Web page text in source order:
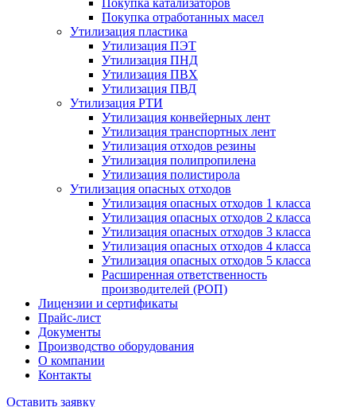
Покупка катализаторов
Покупка отработанных масел
Утилизация пластика
Утилизация ПЭТ
Утилизация ПНД
Утилизация ПВХ
Утилизация ПВД
Утилизация РТИ
Утилизация конвейерных лент
Утилизация транспортных лент
Утилизация отходов резины
Утилизация полипропилена
Утилизация полистирола
Утилизация опасных отходов
Утилизация опасных отходов 1 класса
Утилизация опасных отходов 2 класса
Утилизация опасных отходов 3 класса
Утилизация опасных отходов 4 класса
Утилизация опасных отходов 5 класса
Расширенная ответственность
производителей (РОП)
Лицензии и сертификаты
Прайс-лист
Документы
Производство оборудования
О компании
Контакты
Оставить заявку